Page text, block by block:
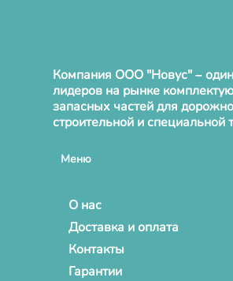
Компания ООО "Новус" –
лидеров на рынке
запасных частей для
строительной и специальной
Меню
О нас
Доставка и оплата
Контакты
Гарантии